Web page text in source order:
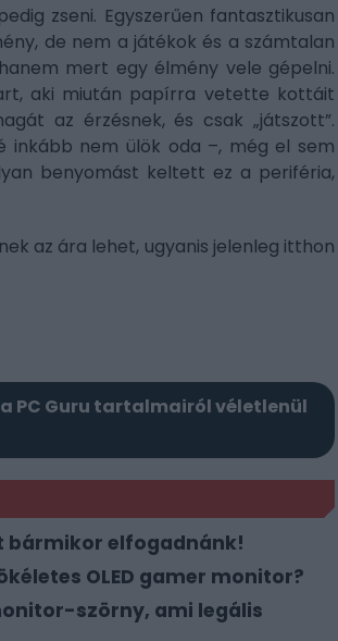
zseni. Egyszerűen fantasztikusan
de nem a játékok és a számtalan
mert egy élmény vele gépelni.
aki miután papírra vetette kottáit
az érzésnek, és csak „játszott”.
inkább nem ülök oda –, még el sem
benyomást keltett ez a periféria,
az ára lehet, ugyanis jelenleg itthon
PC Guru tartalmairól véletlenül
bármikor elfogadnánk!
OLED gamer monitor?
szörny, ami legális